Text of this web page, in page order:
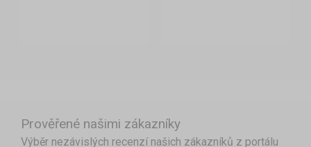
Prověřené našimi zákazníky
Výběr nezávislých recenzí našich zákazníků z portálu